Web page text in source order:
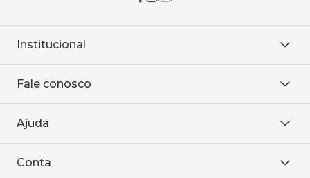
Institucional
Onde encontrar
Baixe o APP
Fale conosco
WhatsApp
Ajuda
Política de entrega
Conta